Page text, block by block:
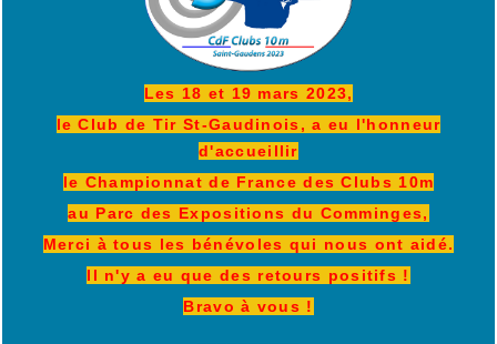
Les 18 et 19 mars 2023,
le Club de Tir St-Gaudinois, a eu l'honneur
d'accueillir
le Championnat de France des Clubs 10m
au Parc des Expositions du Comminges,
Merci à tous les bénévoles qui nous ont aidé.
Il n'y a eu que des retours positifs !
Bravo à vous !